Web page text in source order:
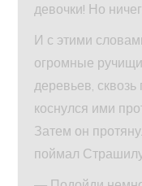
девочки! Но
И с этими
огромные
деревьев, сквозь
коснулся ими
Затем он
поймал